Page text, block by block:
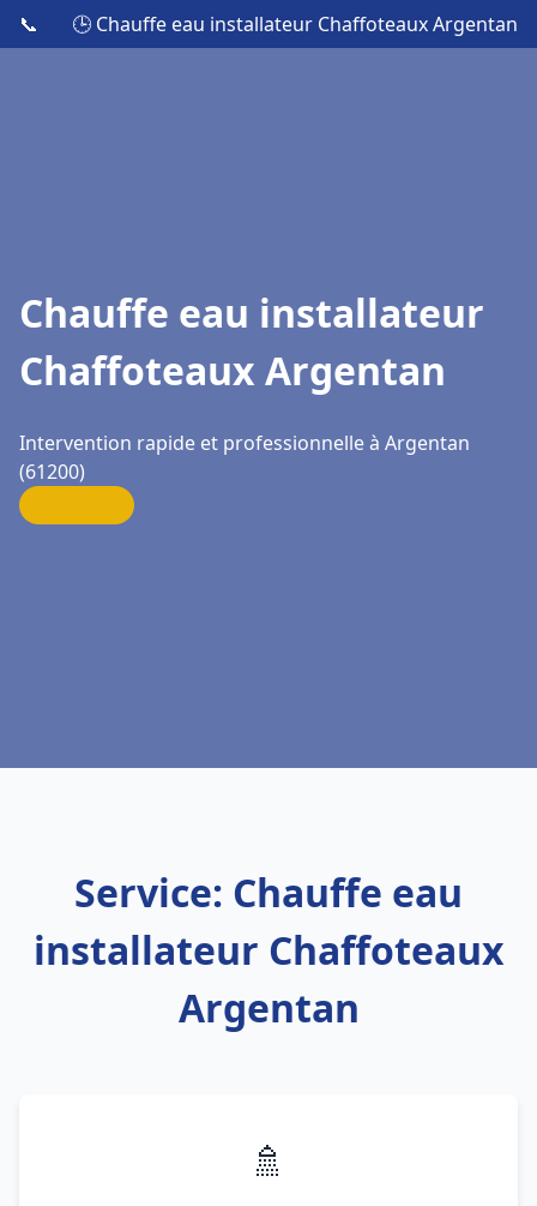
📞 🕒 Chauffe eau installateur Chaffoteaux Argentan
Chauffe eau installateur
Chaffoteaux Argentan
Intervention rapide et professionnelle à Argentan
(61200)
Service: Chauffe eau
installateur Chaffoteaux
Argentan
🚿